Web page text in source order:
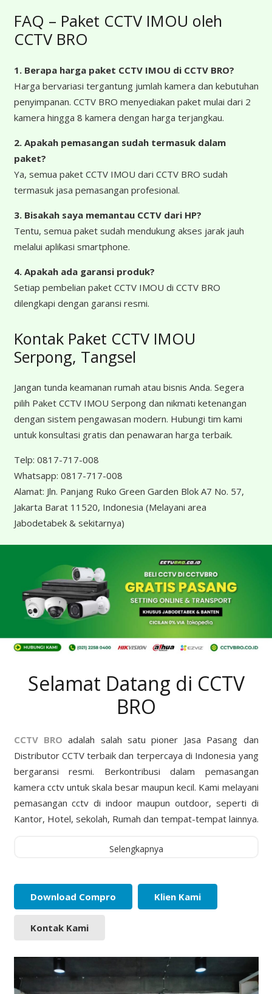
FAQ – Paket CCTV IMOU oleh
CCTV BRO
1. Berapa harga paket CCTV IMOU di CCTV BRO?
Harga bervariasi tergantung jumlah kamera dan kebutuhan
penyimpanan. CCTV BRO menyediakan paket mulai dari 2
kamera hingga 8 kamera dengan harga terjangkau.
2. Apakah pemasangan sudah termasuk dalam
paket?
Ya, semua paket CCTV IMOU dari CCTV BRO sudah
termasuk jasa pemasangan profesional.
3. Bisakah saya memantau CCTV dari HP?
Tentu, semua paket sudah mendukung akses jarak jauh
melalui aplikasi smartphone.
4. Apakah ada garansi produk?
Setiap pembelian paket CCTV IMOU di CCTV BRO
dilengkapi dengan garansi resmi.
Kontak Paket CCTV IMOU
Serpong, Tangsel
Jangan tunda keamanan rumah atau bisnis Anda. Segera
pilih Paket CCTV IMOU Serpong dan nikmati ketenangan
dengan sistem pengawasan modern. Hubungi tim kami
untuk konsultasi gratis dan penawaran harga terbaik.
Telp: 0817-717-008
Whatsapp: 0817-717-008
Alamat: Jln. Panjang Ruko Green Garden Blok A7 No. 57,
Jakarta Barat 11520, Indonesia (Melayani area
Jabodetabek & sekitarnya)
Selamat Datang di CCTV
BRO
CCTV BRO adalah salah satu pioner Jasa Pasang dan
Distributor CCTV terbaik dan terpercaya di Indonesia yang
bergaransi resmi. Berkontribusi dalam pemasangan
kamera cctv untuk skala besar maupun kecil. Kami melayani
pemasangan cctv di indoor maupun outdoor, seperti di
Kantor, Hotel, sekolah, Rumah dan tempat-tempat lainnya.
Selengkapnya
Download Compro Klien Kami
Kontak Kami